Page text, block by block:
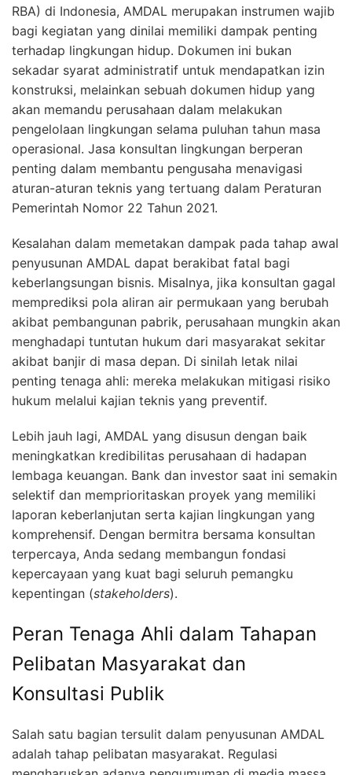
RBA) di Indonesia, AMDAL merupakan instrumen wajib
bagi kegiatan yang dinilai memiliki dampak penting
terhadap lingkungan hidup. Dokumen ini bukan
sekadar syarat administratif untuk mendapatkan izin
konstruksi, melainkan sebuah dokumen hidup yang
akan memandu perusahaan dalam melakukan
pengelolaan lingkungan selama puluhan tahun masa
operasional. Jasa konsultan lingkungan berperan
penting dalam membantu pengusaha menavigasi
aturan-aturan teknis yang tertuang dalam Peraturan
Pemerintah Nomor 22 Tahun 2021.
Kesalahan dalam memetakan dampak pada tahap awal
penyusunan AMDAL dapat berakibat fatal bagi
keberlangsungan bisnis. Misalnya, jika konsultan gagal
memprediksi pola aliran air permukaan yang berubah
akibat pembangunan pabrik, perusahaan mungkin akan
menghadapi tuntutan hukum dari masyarakat sekitar
akibat banjir di masa depan. Di sinilah letak nilai
penting tenaga ahli: mereka melakukan mitigasi risiko
hukum melalui kajian teknis yang preventif.
Lebih jauh lagi, AMDAL yang disusun dengan baik
meningkatkan kredibilitas perusahaan di hadapan
lembaga keuangan. Bank dan investor saat ini semakin
selektif dan memprioritaskan proyek yang memiliki
laporan keberlanjutan serta kajian lingkungan yang
komprehensif. Dengan bermitra bersama konsultan
terpercaya, Anda sedang membangun fondasi
kepercayaan yang kuat bagi seluruh pemangku
kepentingan (stakeholders).
Peran Tenaga Ahli dalam Tahapan
Pelibatan Masyarakat dan
Konsultasi Publik
Salah satu bagian tersulit dalam penyusunan AMDAL
adalah tahap pelibatan masyarakat. Regulasi